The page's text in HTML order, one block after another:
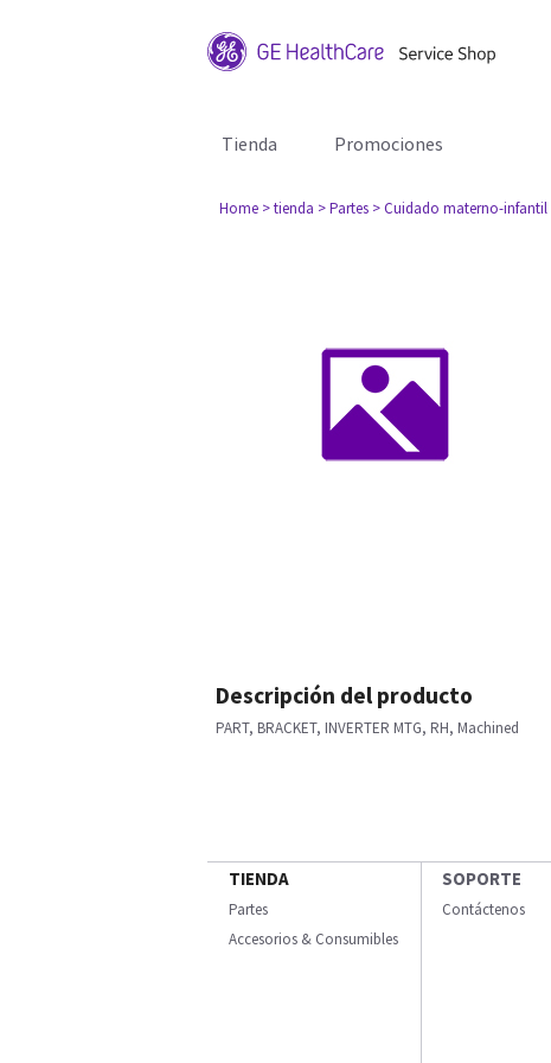
Tienda Promociones
Home > tienda > Partes > Cuidado materno-infantil
Descripción del producto
PART, BRACKET, INVERTER MTG, RH, Machined
TIENDA
Partes
Accesorios & Consumibles
SOPORTE
Contáctenos